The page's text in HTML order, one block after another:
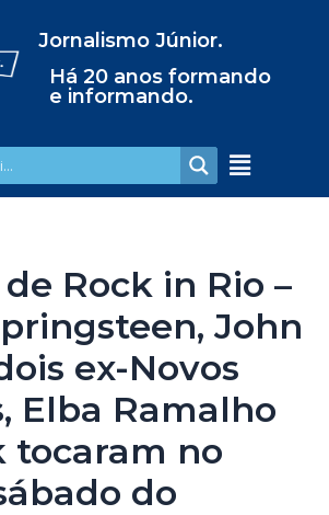
Jornalismo Júnior.
Há 20 anos formando
e informando.
Rock in Rio –
John
ex-Novos
Elba Ramalho
tocaram no
do